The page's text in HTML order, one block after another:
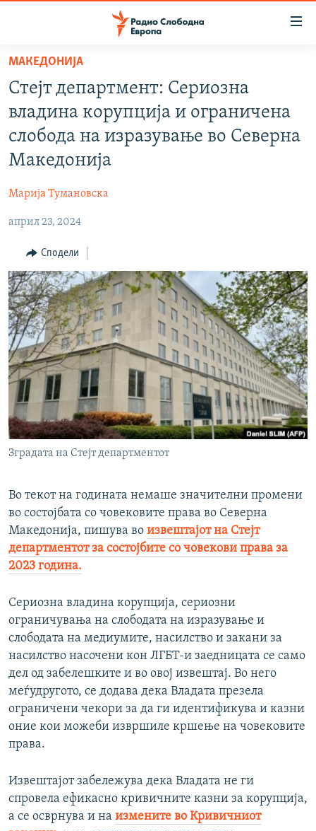
Оди
содржината
Оди
главната
навигација
на
пребарување
СВЕТ
ВИЗУЕЛНО
ВЕСТИ
ПРИЈАВИ СЕ ЗА ЊУЗЛЕТЕР
ПОДКАСТ ЗОШТО?
РСЕ веб страници
МАКЕДОНИЈА
Стејт департмент: Сериозна
владина корупција и ограничена
слобода на изразување во Северна
Македонија
Марија Тумановска
април 23, 2024
Сподели
Зградата на Стејт департментот
Во текот на годината немаше значителни промени
во состојбата со човековите права во Северна
Македонија, пишува во извештајот на Стејт
департментот за состојбите со човекови права за
2023 година.
Сериозна владина корупција, сериозни
ограничувања на слободата на изразување и
слободата на медиумите, насилство и закани за
насилство насочени кон ЛГБТ-и заедницата се само
дел од забелешките и во овој извештај. Во него
меѓудругото, се додава дека Владата презела
ограничени чекори за да ги идентификува и казни
оние кои можеби извршиле кршење на човековите
права.
Извештајот забележува дека Владата не ги
спровела ефикасно кривичните казни за корупција,
а се осврнува и на измените во Кривичниот